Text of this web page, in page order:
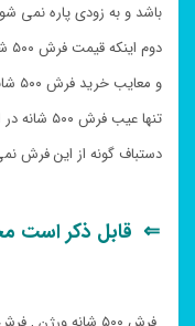
باشد و به زودی پاره نمی
دوم اینکه قیمت فرش ۵۰۰ شانه بسیار ارزان تر از سایر فرش ها خواهد بود.
و معایب خرید فرش ۵۰۰ شانه:
تنها عیب
دستباف گونه از این فرش
⇐ قابل ذکر است